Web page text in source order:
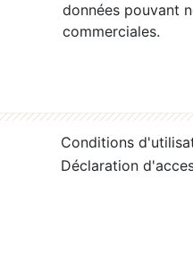
données pouvant
commerciales.
Conditions
Déclaration